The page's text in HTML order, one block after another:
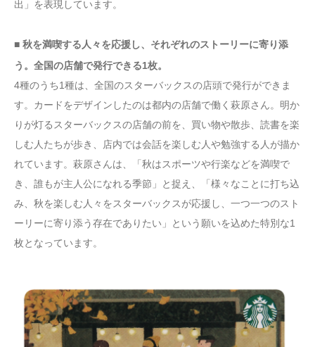
出」を表現しています。
■ 秋を満喫する人々を応援し、それぞれのストーリーに寄り添
う。全国の店舗で発行できる1枚。
4種のうち1種は、全国のスターバックスの店頭で発行ができま
す。カードをデザインしたのは都内の店舗で働く萩原さん。明か
りが灯るスターバックスの店舗の前を、買い物や散歩、読書を楽
しむ人たちが歩き、店内では会話を楽しむ人や勉強する人が描か
れています。萩原さんは、「秋はスポーツや行楽などを満喫で
き、誰もが主人公になれる季節」と捉え、「様々なことに打ち込
み、秋を楽しむ人々をスターバックスが応援し、一つ一つのスト
ーリーに寄り添う存在でありたい」という願いを込めた特別な1
枚となっています。